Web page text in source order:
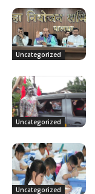
Uncategorized
Uncategorized
Uncategorized